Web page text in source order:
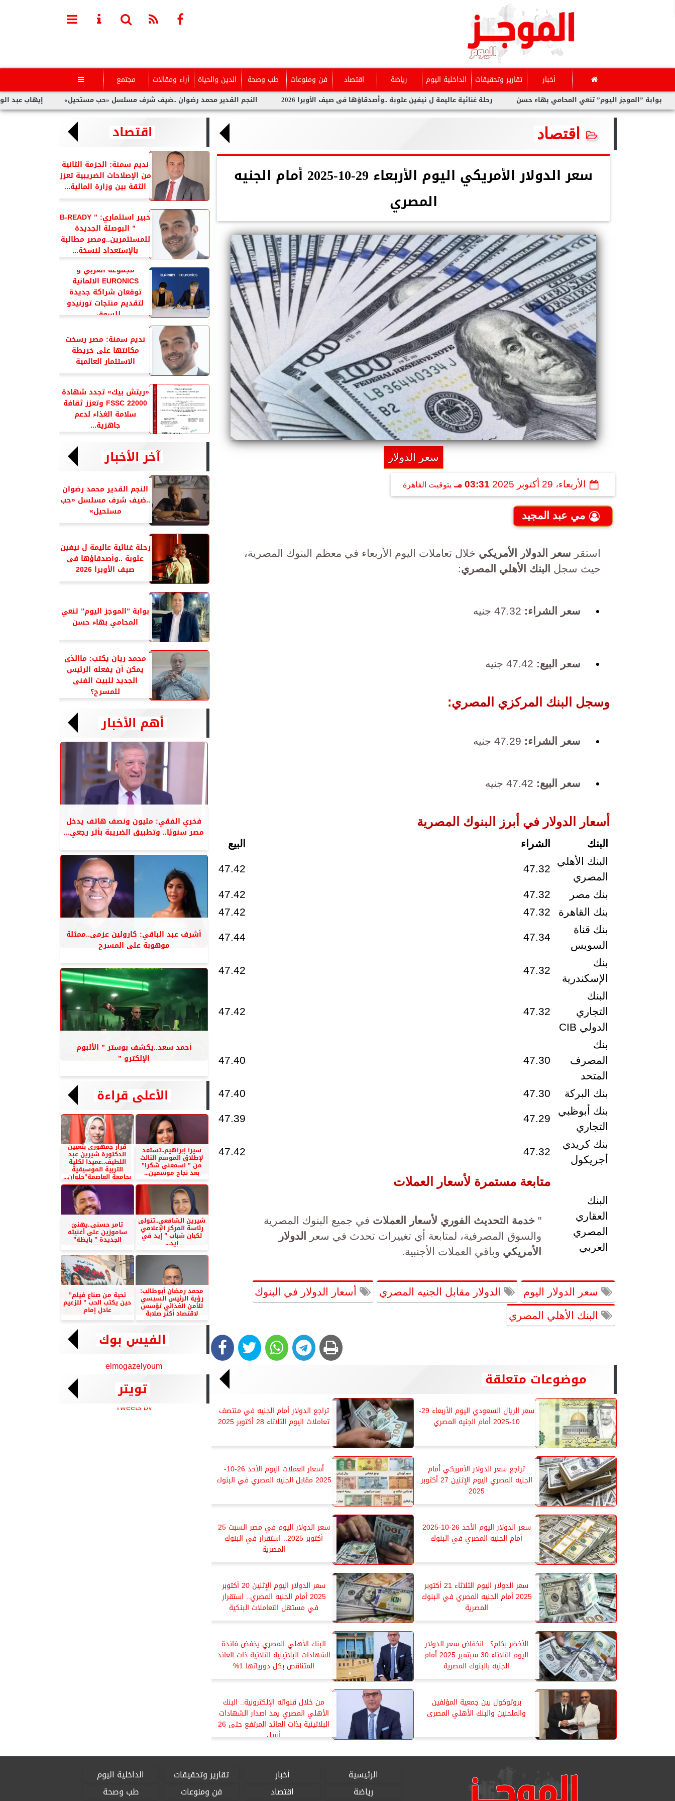
أخبار تقارير وتحقيقات الداخلية اليوم رياضة اقتصاد فن ومنوعات طب وصحة الدين والحياة أراء ومقالات مجتمع 
إيهاب عبد الواحد النجم القدير محمد رضوان ..ضيف شرف مسلسل «حب مستحيل» رحلة غنائية عاليمة ل نيفين علوبة ..وأصدقاؤها فى صيف الأوبرا 2026 اليوم” تنعي المحامي بهاء حسن
اقتصاد
سعر الدولار الأمريكي اليوم الأربعاء 29-10-2025 أمام الجنيه
المصري
سعر الدولار
الأربعاء، 29 أكتوبر 2025 03:31 مـ بتوقيت القاهرة
مي عبد المجيد
استقر سعر الدولار الأمريكي خلال تعاملات اليوم الأربعاء في معظم البنوك المصرية،
حيث سجل البنك الأهلي المصري:
سعر الشراء:
سعر البيع:
وسجل البنك المركزي المصري:
سعر الشراء:
سعر البيع:
أسعار الدولار في أبرز البنوك المصرية
البنك الشراء
البيع
البنك الأهلي
المصري
47.32
47.42
بنك مصر 47.32
47.42
بنك القاهرة
47.32
47.42
بنك قناة
السويس
47.34
47.44
بنك
الإسكندرية
47.32
47.42
البنك
التجاري
الدولي CIB
47.32
47.42
بنك
المصرف
المتحد
47.30
47.40
بنك البركة 47.30
47.40
بنك أبوظبي
التجاري
47.29
47.39
بنك كريدي
أجريكول
47.32
47.42
البنك
العقاري
المصري
العربي
متابعة مستمرة لأسعار العملات
"خدمة التحديث الفوري لأسعار العملات في جميع البنوك المصرية
والسوق المصرفية، لمتابعة أي تغييرات تحدث في سعر
الدولار
الأمريكي وباقي العملات الأجنبية.
سعر الدولار اليوم الدولار مقابل الجنيه المصري أسعار الدولار في البنوك
البنك الأهلي المصري
موضوعات متعلقة
سعر الريال السعودي اليوم الأربعاء 29-
10-2025 أمام الجنيه المصري
تراجع الدولار أمام الجنيه في منتصف
تعاملات اليوم الثلاثاء 28 أكتوبر 2025
تراجع سعر الدولار الأمريكي أمام
الجنيه المصري اليوم الإثنين 27 أكتوبر
2025
أسعار العملات اليوم الأحد 26-10-
2025 مقابل الجنيه المصري في البنوك
سعر الدولار اليوم الأحد 26-10-2025
أمام الجنيه المصري في البنوك
سعر الدولار اليوم في مصر السبت 25
أكتوبر 2025.. استقرار في البنوك
المصرية
سعر الدولار اليوم الثلاثاء 21 أكتوبر
2025 أمام الجنيه المصري في البنوك
المصرية
سعر الدولار اليوم الإثنين 20 أكتوبر
2025 أمام الجنيه المصري.. استقرار
في مستهل التعاملات البنكية
الأخضر بكام؟.. انخفاض سعر الدولار
اليوم الثلاثاء 30 سبتمبر 2025 أمام
الجنيه بالبنوك المصرية
البنك الأهلي المصري يخفض فائدة
الشهادات البلاتينية الثلاثية ذات العائد
المتناقص بكل دورياتها 1%
بروتوكول بين جمعية المؤلفين
والملحنين والبنك الأهلي المصرى
من خلال قنواته الإلكترونية.. البنك
الأهلي المصري يمد اصدار الشهادات
البلاتينية بذات العائد المرتفع حتى 26
أبريل
اقتصاد
نديم سمنة: الحزمة الثانية
من الإصلاحات الضريبية تعزز
الثقة بين وزارة المالية...
خبير استثماري: ” B-READY
” البوصلة الجديدة
للمستثمرين..ومصر مطالبة
بالإستعداد لنسخة...
مجموعة العربي و
EURONICS الالمانية
توقعان شراكة جديدة
لتقديم منتجات تورنيدو
للسوق...
نديم سمنة: مصر رسخت
مكانتها على خريطة
الاستثمار العالمية
«ريتش بيك» تجدد شهادة
FSSC 22000 وتعزز ثقافة
سلامة الغذاء لدعم
جاهزية...
آخر الأخبار
النجم القدير محمد رضوان
..ضيف شرف مسلسل «حب
مستحيل»
رحلة غنائية عاليمة ل نيفين
علوبة ..وأصدقاؤها فى
صيف الأوبرا 2026
بوابة ”الموجز اليوم” تنعي
المحامي بهاء حسن
محمد ريان يكتب: ماالذى
يمكن أن يفعله الرئيس
الجديد للبيت الفنى
للمسرح؟
أهم الأخبار
فخري الفقي: مليون ونصف هاتف يدخل
مصر سنويًا.. وتطبيق الضريبة بأثر رجعي...
أشرف عبد الباقي: كارولين عزمى..ممثلة
موهوبة على المسرح
أحمد سعد..يكشف بوستر ” الألبوم
الإلكترو ”
الأعلى قراءة
سيرا إبراهيم..تستعد
لإطلاق الموسم الثالث
من ” اسمعنى شكرا”
بعد نجاح موسمين...
قرار جمهورى بتعيين
الدكتورة شيرين عبد
اللطيف..عميدا لكلية
التربية الموسيقية
بجامعة العاصمة”حلوان...
شيرين الشافعي..تتولى
رئاسة المركز الإعلامي
لكيان شباب ” إيد في
إيد...
تامر حسنى..يهنئ
ساموزين على أغنيته
الجديدة ” بايظة”
محمد رمضان أبوطالب:
رؤية الرئيس السيسي
للأمن الغذائي تؤسس
لاقتصاد أكثر صلابة
تحية من صناع فيلم”
حين يكتب الحب ” للزعيم
عادل إمام
الفيس بوك
elmogazelyoum
تويتر
Tweets by
الرئيسية أخبار تقارير وتحقيقات
الداخلية اليوم
رياضة
اقتصاد فن ومنوعات طب وصحة